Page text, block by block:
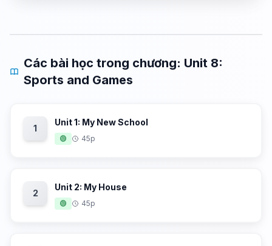
Các bài học trong chương: Unit 8:
Sports and Games
1
Unit 1: My New School
🟢 45p
2
Unit 2: My House
🟢 45p